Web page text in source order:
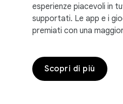
esperienze piacevoli in
supportati. Le app e i
premiati con una
Scopri di più